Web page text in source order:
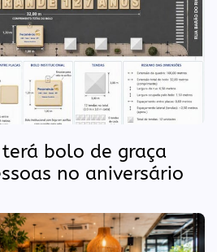
bolo de graça
no aniversário